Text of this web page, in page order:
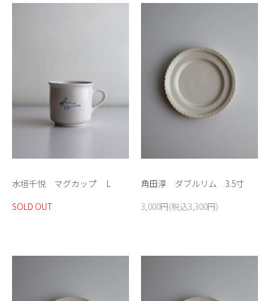
水垣千悦 マグカップ L
SOLD OUT
角田淳 ダブルリム 3.5寸
3,000円(税込3,300円)